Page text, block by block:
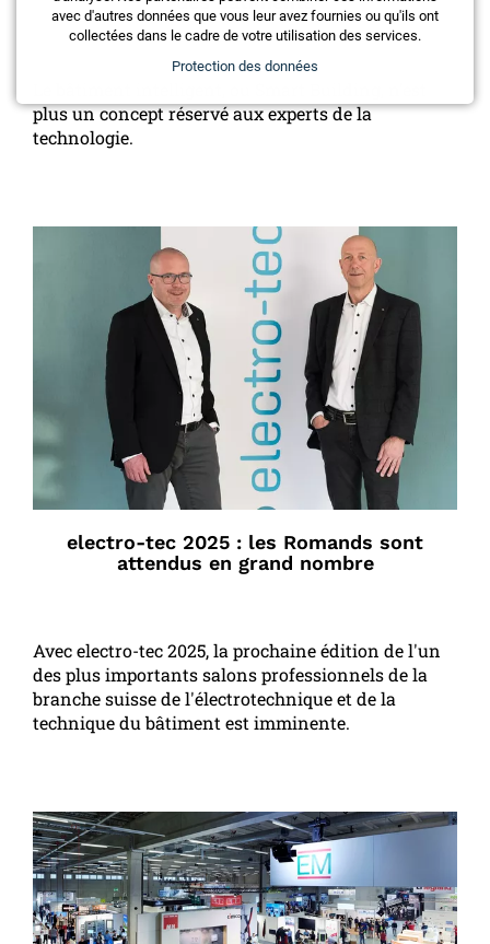
plus un concept réservé aux experts de la
technologie.
electro-tec 2025 : les Romands sont
attendus en grand nombre
Avec electro-tec 2025, la prochaine édition de l'un
des plus importants salons professionnels de la
branche suisse de l'électrotechnique et de la
technique du bâtiment est imminente.
avec d'autres données que vous leur avez fournies ou qu'ils ont
collectées dans le cadre de votre utilisation des services.
Protection des données